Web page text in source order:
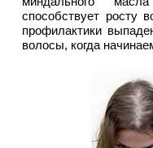
способствует росту
профилактики
волосы, когда